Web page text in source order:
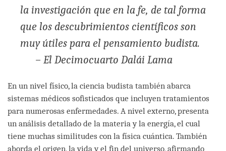
la investigación que en la fe, de tal forma
que los descubrimientos científicos son
muy útiles para el pensamiento budista.
– El Decimocuarto Dalái Lama
En un nivel físico, la ciencia budista también abarca
sistemas médicos sofisticados que incluyen tratamientos
para numerosas enfermedades. A nivel externo, presenta
un análisis detallado de la materia y la energía, el cual
tiene muchas similitudes con la física cuántica. También
aborda el origen, la vida y el fin del universo, afirmando